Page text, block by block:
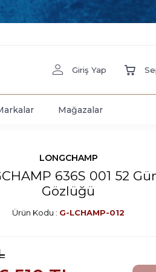
Giriş Yap
Mağazalar
LONGCHAMP
636S 001 52
Gözlüğü
Ürün Kodu : G-LCHAMP-012